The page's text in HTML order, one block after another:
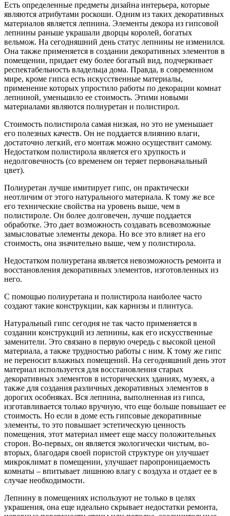
Есть определенные предметы дизайна интерьера, которые
являются атрибутами роскоши. Одним из таких декоративных
материалов является лепнина. Элементы декора из гипсовой
лепнины раньше украшали дворцы королей, богатых
вельмож. На сегодняшний день статус лепнины не изменился.
Она также применяется в создании декоративных элементов в
помещении, придает ему более богатый вид, подчеркивает
респектабельность владельца дома. Правда, в современном
мире, кроме гипса есть искусственные материалы,
применение которых упростило работы по декорации комнат
лепниной, уменьшило ее стоимость. Этими новыми
материалами являются полиуретан и полистирол.
Стоимость полистирола самая низкая, но это не уменьшает
его полезных качеств. Он не поддается влиянию влаги,
достаточно легкий, его монтаж можно осуществит самому.
Недостатком полистирола является его хрупкость и
недолговечность (со временем он теряет первоначальный
цвет).
Полиуретан лучше имитирует гипс, он практически
неотличим от этого натурального материала. К тому же все
его технические свойства на уровень выше, чем в
полистироле. Он более долговечен, лучше поддается
обработке. Это дает возможность создавать всевозможные
замысловатые элементы декора. Но все это влияет на его
стоимость, она значительно выше, чем у полистирола.
Недостатком полиуретана является невозможность ремонта и
восстановления декоративных элементов, изготовленных из
него.
С помощью полиуретана и полистирола наиболее часто
создают такие конструкции, как карнизы и плинтуса.
Натуральный гипс сегодня не так часто применяется в
создании конструкций из лепнины, как его искусственные
заменители. Это связано в первую очередь с высокой ценой
материала, а также трудностью работы с ним. К тому же гипс
не переносит влажных помещений. На сегодняшний день этот
материал используется для восстановления старых
декоративных элементов в исторических зданиях, музеях, а
также для создания различных декоративных элементов в
дорогих особняках. Вся лепнина, выполненная из гипса,
изготавливается только вручную, что еще больше повышает ее
стоимость. Но если в доме есть гипсовые декоративные
элементы, то это повышает эстетическую ценность
помещения, этот материал имеет еще массу положительных
сторон. Во-первых, он является экологически чистым, во-
вторых, благодаря своей пористой структуре он улучшает
микроклимат в помещении, улучшает паропроницаемость
комнаты – впитывает лишнюю влагу с воздуха и отдает ее в
случае необходимости.
Лепнину в помещениях используют не только в целях
украшения, она еще идеально скрывает недостатки ремонта,